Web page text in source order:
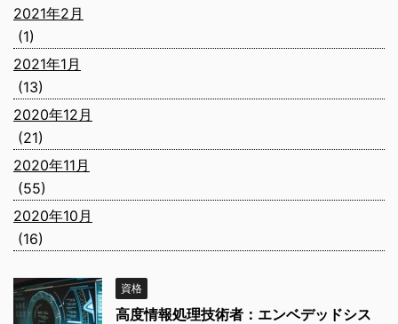
2021年2月
(1)
2021年1月
(13)
2020年12月
(21)
2020年11月
(55)
2020年10月
(16)
資格
高度情報処理技術者：エンベデッドシス